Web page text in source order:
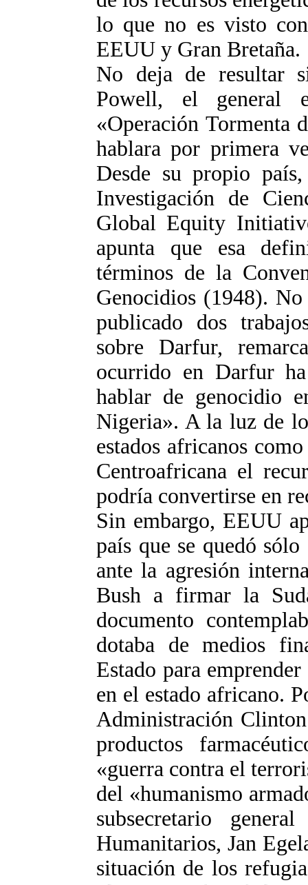
lo que no es visto
EEUU y Gran Bretaña.
No deja de resultar
Powell, el general
«Operación Tormenta
hablara por primera
Desde su propio
Investigación de
Global Equity
apunta que esa
términos de la
Genocidios (1948). No
publicado dos
sobre Darfur,
ocurrido en Darfur
hablar de genocidio
Nigeria». A la luz de
estados africanos
Centroafricana el
podría convertirse en
Sin embargo, EEUU
país que se quedó
ante la agresión
Bush a firmar la
documento
dotaba de medios
Estado para
en el estado africano.
Administración
productos
«guerra contra el
del «humanismo
subsecretario
Humanitarios, Jan
situación de los